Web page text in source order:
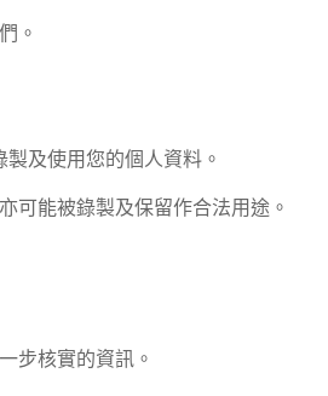
。
及使用您的個人資料。
可能被錄製及保留作合法用途。
步核實的資訊。